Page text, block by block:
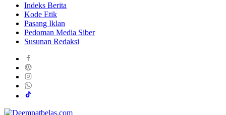
Indeks Berita
Kode Etik
Pasang Iklan
Pedoman Media Siber
Susunan Redaksi